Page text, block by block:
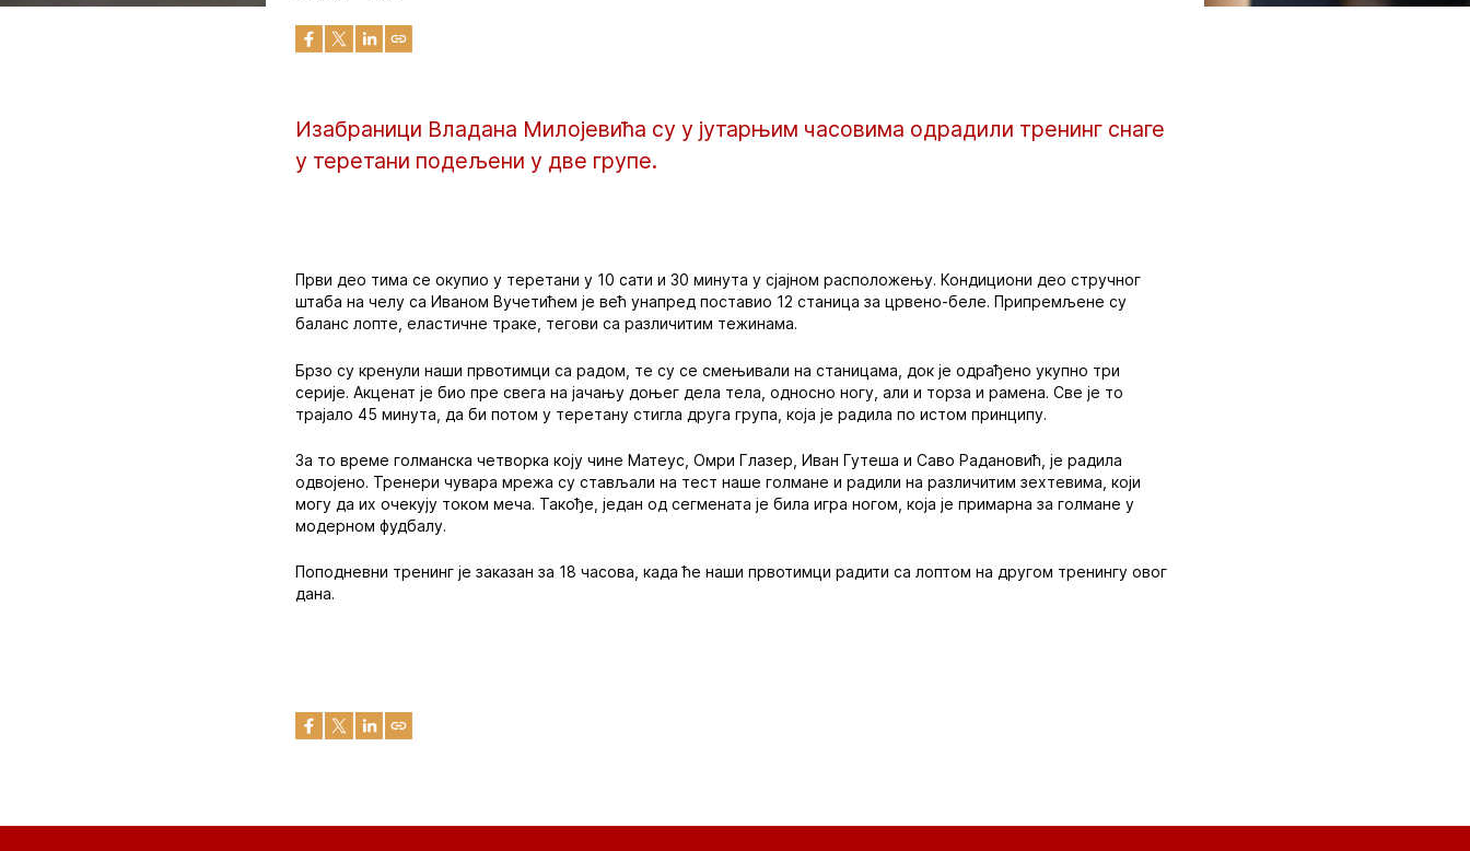
Изабраници Владана Милојевића су у јутарњим часовима одрадили тренинг снаге
у теретани подељени у две групе.
Први део тима се окупио у теретани у 10 сати и 30 минута у сјајном расположењу. Кондициони део стручног
штаба на челу са Иваном Вучетићем је већ унапред поставио 12 станица за црвено-беле. Припремљене су
баланс лопте, еластичне траке, тегови са различитим тежинама.
Брзо су кренули наши првотимци са радом, те су се смењивали на станицама, док је одрађено укупно три
серије. Акценат је био пре свега на јачању доњег дела тела, односно ногу, али и торза и рамена. Све је то
трајало 45 минута, да би потом у теретану стигла друга група, која је радила по истом принципу.
За то време голманска четворка коју чине Матеус, Омри Глазер, Иван Гутеша и Саво Радановић, је радила
одвојено. Тренери чувара мрежа су стављали на тест наше голмане и радили на различитим зехтевима, који
могу да их очекују током меча. Такође, један од сегмената је била игра ногом, која је примарна за голмане у
модерном фудбалу.
Поподневни тренинг је заказан за 18 часова, када ће наши првотимци радити са лоптом на другом тренингу овог
дана.